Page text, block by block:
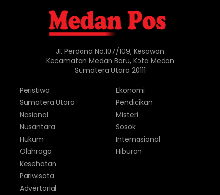
Jl. Perdana No.107/109, Kesawan
Kecamatan Medan Baru, Kota Medan
Sumatera Utara 20111
Peristiwa
Sumatera Utara
Nasional
Nusantara
Hukum
Olahraga
Ekonomi
Pendidikan
Misteri
Sosok
Internasional
Hiburan
Kesehatan
Pariwisata
Advertorial